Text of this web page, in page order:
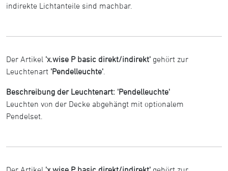
indirekte Lichtanteile sind machbar.
Der Artikel 'x.wise P basic direkt/indirekt' gehört zur
Leuchtenart 'Pendelleuchte'
Beschreibung der Leuchtenart: 'Pendelleuchte'
Leuchten von der Decke abgehängt mit optionalem
Pendelset.